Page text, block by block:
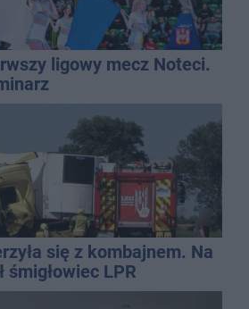
ligowy mecz Noteci.
się z kombajnem. Na
śmigłowiec LPR